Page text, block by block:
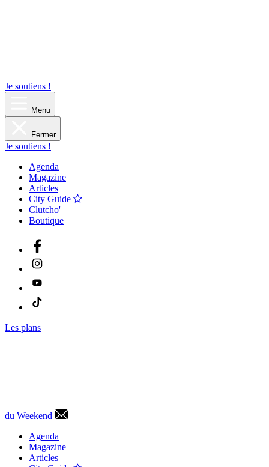
Je soutiens !
Menu
Fermer
Je soutiens !
Agenda
Magazine
Articles
City Guide
Clutcho'
Boutique
Les plans
du Weekend
Agenda
Magazine
Articles